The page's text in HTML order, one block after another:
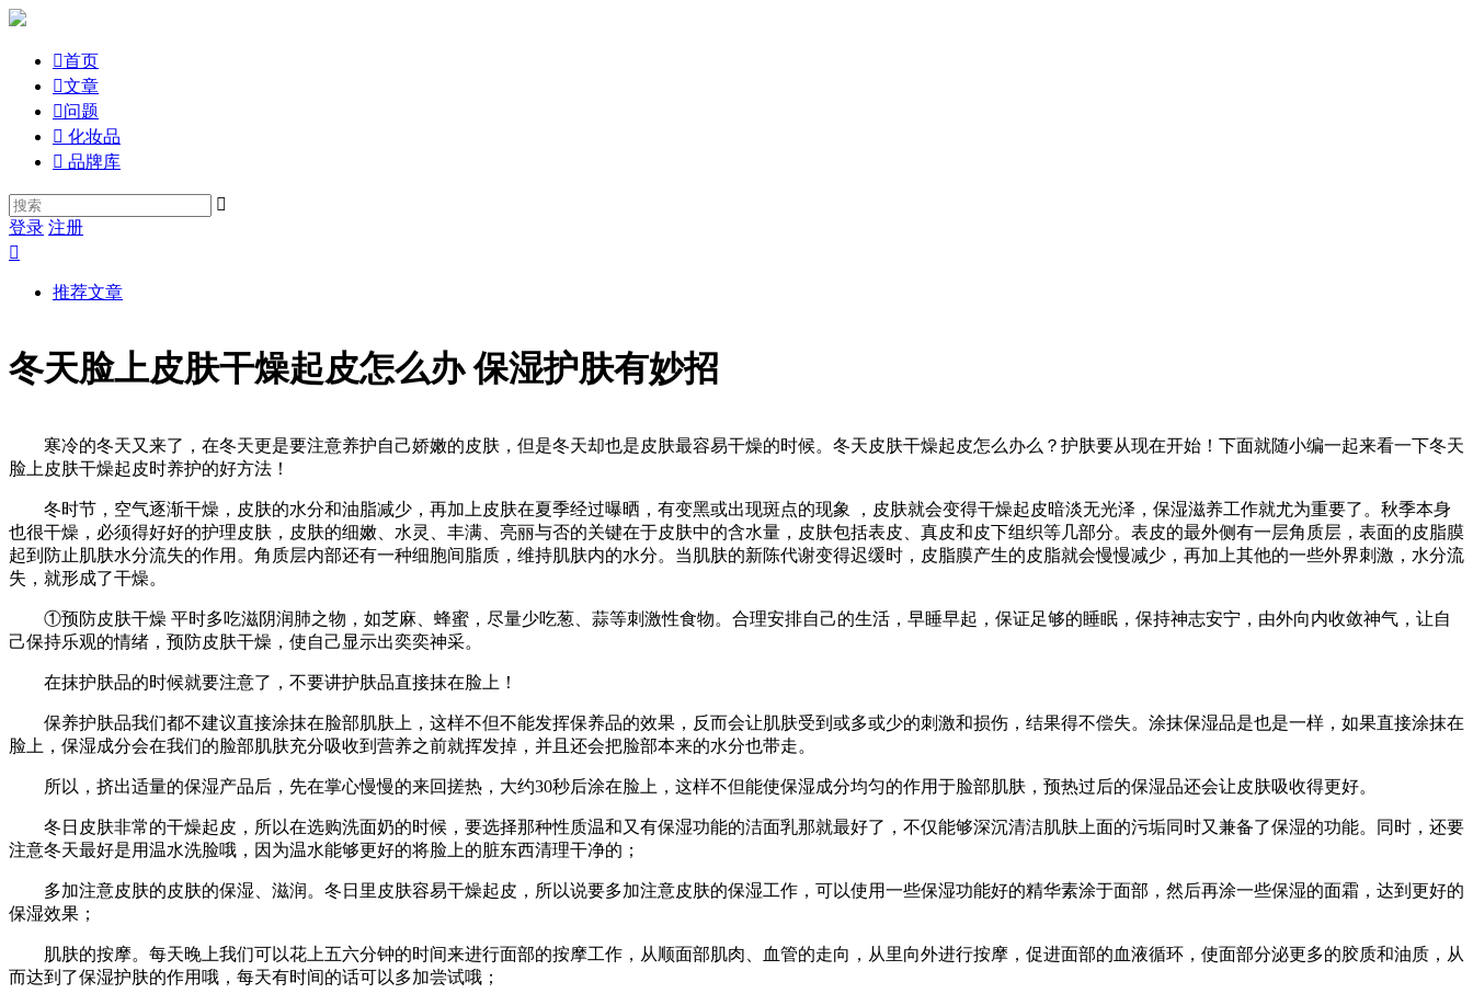
首页
文章
问题
 化妆品
 品牌库

登录 注册

推荐文章
冬天脸上皮肤干燥起皮怎么办 保湿护肤有妙招
寒冷的冬天又来了，在冬天更是要注意养护自己娇嫩的皮肤，但是冬天却也是皮肤最容易干燥的时候。冬天皮肤干燥起皮怎么办么？护肤要从现在开始！下面就随小编一起来看一下冬天
脸上皮肤干燥起皮时养护的好方法！
冬时节，空气逐渐干燥，皮肤的水分和油脂减少，再加上皮肤在夏季经过曝晒，有变黑或出现斑点的现象 ，皮肤就会变得干燥起皮暗淡无光泽，保湿滋养工作就尤为重要了。秋季本身
也很干燥，必须得好好的护理皮肤，皮肤的细嫩、水灵、丰满、亮丽与否的关键在于皮肤中的含水量，皮肤包括表皮、真皮和皮下组织等几部分。表皮的最外侧有一层角质层，表面的皮脂膜
起到防止肌肤水分流失的作用。角质层内部还有一种细胞间脂质，维持肌肤内的水分。当肌肤的新陈代谢变得迟缓时，皮脂膜产生的皮脂就会慢慢减少，再加上其他的一些外界刺激，水分流
失，就形成了干燥。
①预防皮肤干燥 平时多吃滋阴润肺之物，如芝麻、蜂蜜，尽量少吃葱、蒜等刺激性食物。合理安排自己的生活，早睡早起，保证足够的睡眠，保持神志安宁，由外向内收敛神气，让自
己保持乐观的情绪，预防皮肤干燥，使自己显示出奕奕神采。
在抹护肤品的时候就要注意了，不要讲护肤品直接抹在脸上！
保养护肤品我们都不建议直接涂抹在脸部肌肤上，这样不但不能发挥保养品的效果，反而会让肌肤受到或多或少的刺激和损伤，结果得不偿失。涂抹保湿品是也是一样，如果直接涂抹在
脸上，保湿成分会在我们的脸部肌肤充分吸收到营养之前就挥发掉，并且还会把脸部本来的水分也带走。
所以，挤出适量的保湿产品后，先在掌心慢慢的来回搓热，大约30秒后涂在脸上，这样不但能使保湿成分均匀的作用于脸部肌肤，预热过后的保湿品还会让皮肤吸收得更好。
冬日皮肤非常的干燥起皮，所以在选购洗面奶的时候，要选择那种性质温和又有保湿功能的洁面乳那就最好了，不仅能够深沉清洁肌肤上面的污垢同时又兼备了保湿的功能。同时，还要
注意冬天最好是用温水洗脸哦，因为温水能够更好的将脸上的脏东西清理干净的；
多加注意皮肤的皮肤的保湿、滋润。冬日里皮肤容易干燥起皮，所以说要多加注意皮肤的保湿工作，可以使用一些保湿功能好的精华素涂于面部，然后再涂一些保湿的面霜，达到更好的
保湿效果；
肌肤的按摩。每天晚上我们可以花上五六分钟的时间来进行面部的按摩工作，从顺面部肌肉、血管的走向，从里向外进行按摩，促进面部的血液循环，使面部分泌更多的胶质和油质，从
而达到了保湿护肤的作用哦，每天有时间的话可以多加尝试哦；